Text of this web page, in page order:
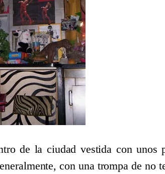
de la ciudad vestida con unos
con una trompa de no